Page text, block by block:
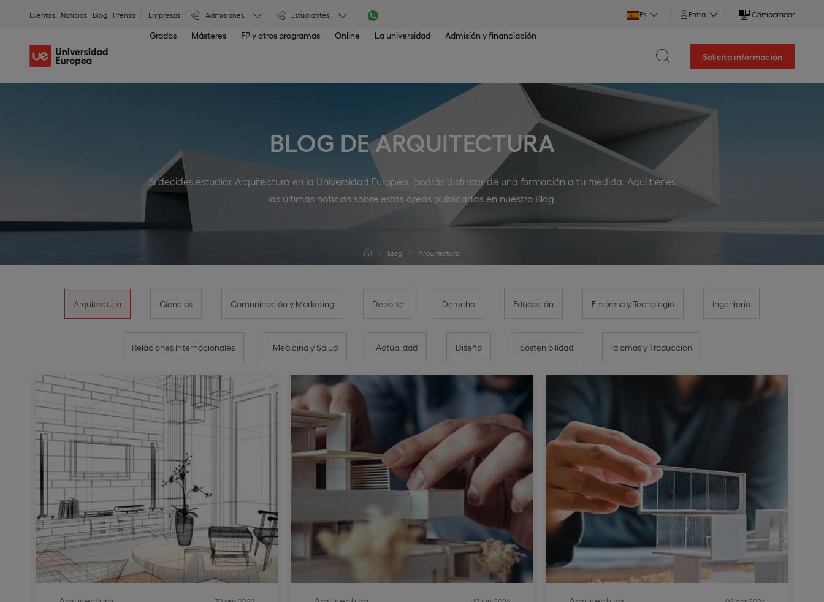
Eventos Noticias Blog Prensa Empresas Admisiones: Estudiantes: Es Entra Comparador
Grados Másteres FP y otros programas Online La universidad Admisión y financiación
Solicita información
BLOG DE ARQUITECTURA
Si decides estudiar Arquitectura en la Universidad Europea, podrás disfrutar de una formación a tu medida. Aquí tienes
las últimas noticias sobre estas áreas publicadas en nuestro Blog.
Blog Arquitectura
Arquitectura Ciencias Comunicación y Marketing Deporte Derecho Educación Empresa y Tecnología Ingeniería
Relaciones Internacionales Medicina y Salud Actualidad Diseño Sostenibilidad Idiomas y Traducción